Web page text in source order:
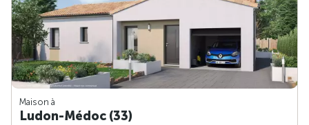
Maison à
Ludon-Médoc (33)